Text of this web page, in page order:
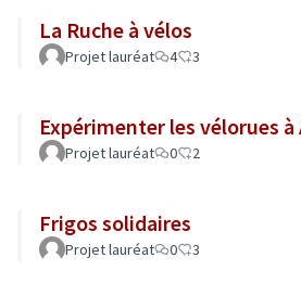
La Ruche à vélos
Projet lauréat 4 3
Expérimenter les vélorues à
Projet lauréat 0 2
Frigos solidaires
Projet lauréat 0 3